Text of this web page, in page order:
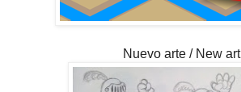
Nuevo arte / New art